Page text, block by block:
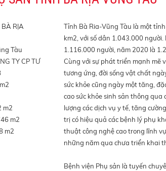
BÀ RỊA
Tàu
TY CP TƯ
m2
m2
m2
Tỉnh Bà Ria-Vũng Tàu là một
km2, với số dân 1.043.000
1.116.000 người, năm 2020 là
Cùng với sự phát triển mạnh mẽ
tương ứng, đời sống vật chất
sức khỏe cũng ngày một tăng,
cao sức khỏe sinh sản thông qua
lượng các dịch vụ y tế, tăng
trị có hiệu quả các bệnh lý phụ
thuật công nghệ cao trong lĩnh
những năm qua chưa triển khai
Bệnh viện Phụ sản là tuyến